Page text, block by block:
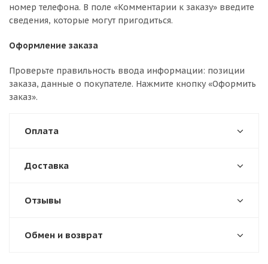
номер телефона. В поле «Комментарии к заказу» введите
сведения, которые могут пригодиться.
Оформление заказа
Проверьте правильность ввода информации: позиции
заказа, данные о покупателе. Нажмите кнопку «Оформить
заказ».
Оплата
Доставка
Отзывы
Обмен и возврат